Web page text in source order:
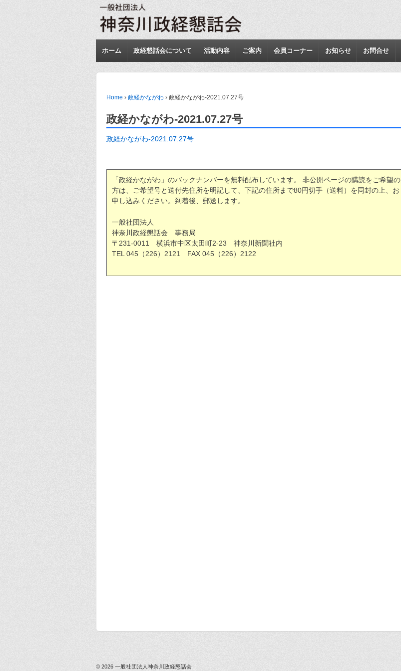
ホーム 政経懇話会について 活動内容 ご案内 会員コーナー お知らせ お問合せ
Home › 政経かながわ › 政経かながわ-2021.07.27号
政経かながわ-2021.07.27号
政経かながわ-2021.07.27号
「政経かながわ」のバックナンバーを無料配布しています。 非公開ページの購読をご希望の
方は、ご希望号と送付先住所を明記して、下記の住所まで80円切手（送料）を同封の上、お
申し込みください。到着後、郵送します。
一般社団法人
神奈川政経懇話会 事務局
〒231-0011 横浜市中区太田町2-23 神奈川新聞社内
TEL 045（226）2121 FAX 045（226）2122
© 2026 一般社団法人神奈川政経懇話会